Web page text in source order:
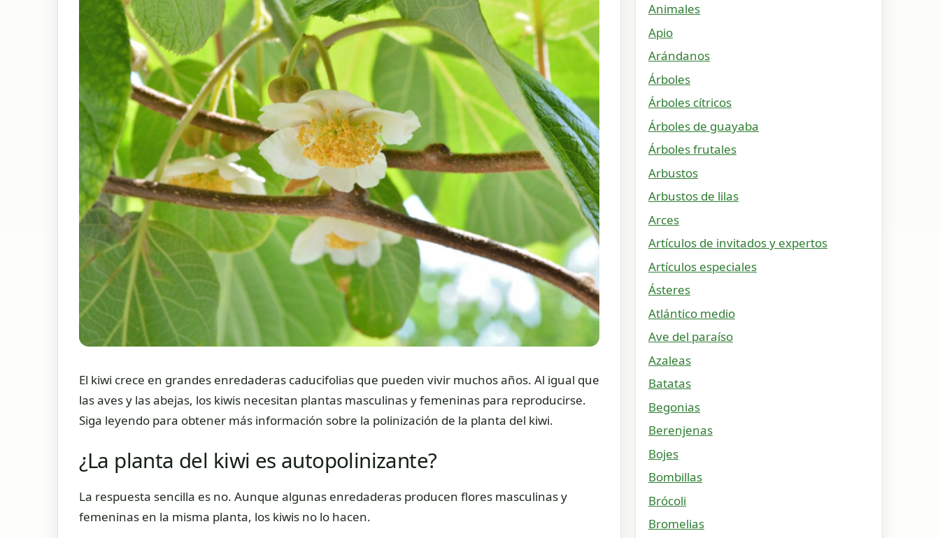
El kiwi crece en grandes enredaderas caducifolias que pueden vivir muchos años. Al igual que
las aves y las abejas, los kiwis necesitan plantas masculinas y femeninas para reproducirse.
Siga leyendo para obtener más información sobre la polinización de la planta del kiwi.
¿La planta del kiwi es autopolinizante?
La respuesta sencilla es no. Aunque algunas enredaderas producen flores masculinas y
femeninas en la misma planta, los kiwis no lo hacen.
Animales
Apio
Arándanos
Árboles
Árboles cítricos
Árboles de guayaba
Árboles frutales
Arbustos
Arbustos de lilas
Arces
Artículos de invitados y expertos
Artículos especiales
Ásteres
Atlántico medio
Ave del paraíso
Azaleas
Batatas
Begonias
Berenjenas
Bojes
Bombillas
Brócoli
Bromelias